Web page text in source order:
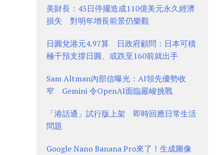
美財長：43日停擺造成110億美元永久經濟
損失 對明年增長前景仍樂觀
日圓兌港元4.97算 日政府顧問：日本可積
極干預支撐日圓、或跌至160前就出手
Sam Altman內部信曝光：AI領先優勢收
窄 Gemini 令OpenAI面臨嚴峻挑戰
「港話通」試行版上架 即時回應日常生活
問題
Google Nano Banana Pro來了！生成圖像